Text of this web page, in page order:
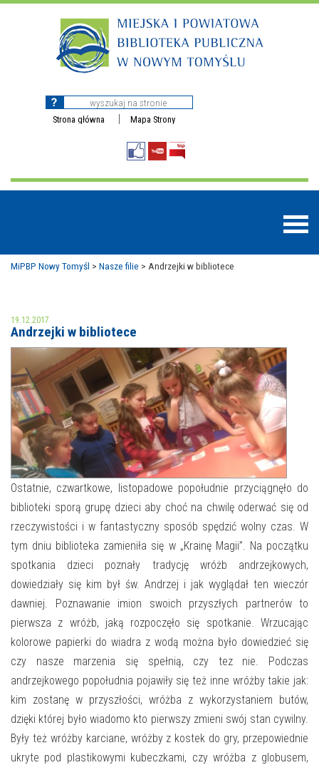
Strona główna Mapa Strony
MOJE KONTO
AKTUALNOŚCI
NAJBLIŻSZE WYDARZENIA
WYDARZENIA BIEŻĄCE
WYDARZYŁO SIĘ
NASZA OFERTA
STREFA WIEDZY O REGIONIE
STREFA KOLORU
FORMY STAŁE
NASZE FILIE
POLECANE STRONY
WYDARZENIA KULTURALNE
FOTO
E-INFORMATOR
MiPBP Nowy Tomyśl > Nasze filie > Andrzejki w bibliotece
19.12.2017
Andrzejki w bibliotece
Ostatnie, czwartkowe, listopadowe popołudnie przyciągnęło do
biblioteki sporą grupę dzieci aby choć na chwilę oderwać się od
rzeczywistości i w fantastyczny sposób spędzić wolny czas. W
tym dniu biblioteka zamieniła się w „Krainę Magii”. Na początku
spotkania dzieci poznały tradycję wróżb andrzejkowych,
dowiedziały się kim był św. Andrzej i jak wyglądał ten wieczór
dawniej. Poznawanie imion swoich przyszłych partnerów to
pierwsza z wróżb, jaką rozpoczęło się spotkanie. Wrzucając
kolorowe papierki do wiadra z wodą można było dowiedzieć się
czy nasze marzenia się spełnią, czy tez nie. Podczas
andrzejkowego popołudnia pojawiły się też inne wróżby takie jak:
kim zostanę w przyszłości, wróżba z wykorzystaniem butów,
dzięki której było wiadomo kto pierwszy zmieni swój stan cywilny.
Były też wróżby karciane, wróżby z kostek do gry, przepowiednie
ukryte pod plastikowymi kubeczkami, czy wróżba z globusem,